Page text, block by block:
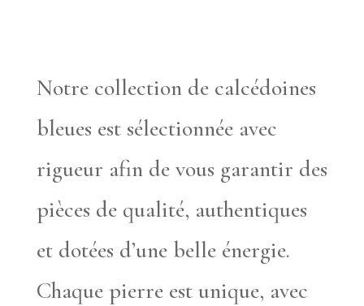
Notre collection de calcédoines
bleues est sélectionnée avec
rigueur afin de vous garantir des
pièces de qualité, authentiques
et dotées d’une belle énergie.
Chaque pierre est unique, avec